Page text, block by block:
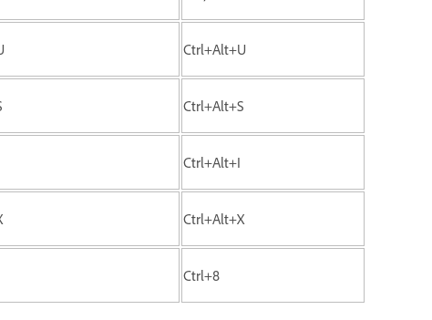
Ctrl+Alt+U
Ctrl+Alt+S
Ctrl+Alt+I
Ctrl+Alt+X
Ctrl+8